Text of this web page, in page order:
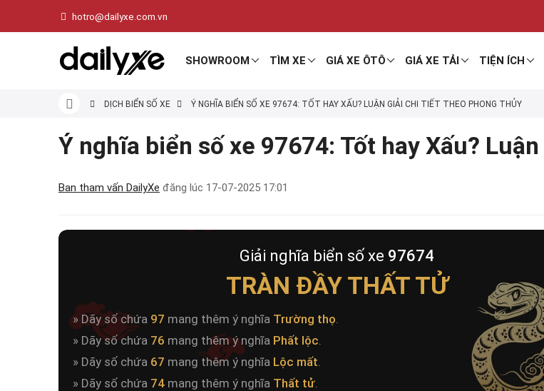
hotro@dailyxe.com.vn
SHOWROOM TÌM XE GIÁ XE ÔTÔ GIÁ XE TẢI TIỆN ÍCH
DỊCH BIỂN SỐ XE Ý NGHĨA BIỂN SỐ XE 97674: TỐT HAY XẤU? LUẬN GIẢI CHI TIẾT THEO PHONG THỦY
Ý nghĩa biển số xe 97674: Tốt hay Xấu?
Ban tham vấn DailyXe đăng lúc 17-07-2025 17:01
Giải nghĩa biển số xe 97674
TRÀN ĐẦY THẤT TỬ
» Dãy số chứa 97 mang thêm ý nghĩa Trường thọ.
» Dãy số chứa 76 mang thêm ý nghĩa Phất lộc.
» Dãy số chứa 67 mang thêm ý nghĩa Lộc mất.
» Dãy số chứa 74 mang thêm ý nghĩa Thất tử.